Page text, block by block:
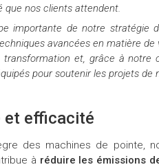
que nos clients attendent.
importante de notre stratégie
avancées en matière
et, grâce à notre
pour soutenir les projets de
et efficacité
des machines de pointe,
à réduire les émissions